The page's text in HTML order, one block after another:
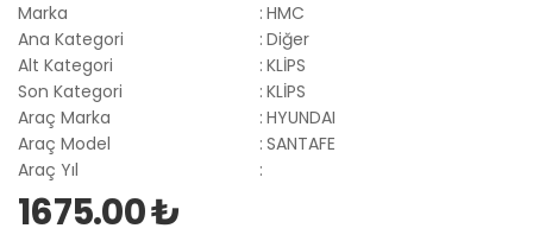
Marka
: HMC
Ana Kategori
: Diğer
Alt Kategori
: KLİPS
Son Kategori
: KLİPS
Araç Marka
: HYUNDAI
Araç Model
: SANTAFE
Araç Yıl
:
1675.00 ₺